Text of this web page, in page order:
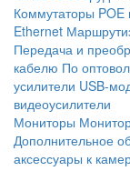
Коммутаторы POE
Ethernet
Передача и
кабелю По
усилители USB-
видеоусилители
Мониторы
Дополнительное
аксессуары к